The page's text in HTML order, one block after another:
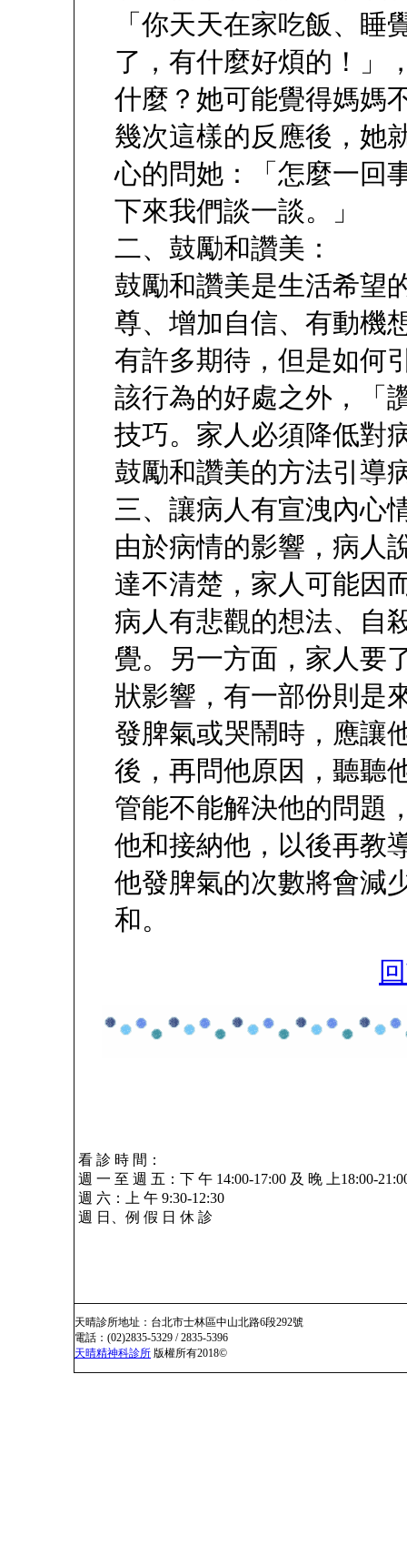
「你天天在家吃飯、
了，有什麼好煩的！」
什麼？她可能覺得媽媽
幾次這樣的反應後，她
心的問她：「怎麼一回
下來我們談一談。」
二、鼓勵和讚美：
鼓勵和讚美是生活希望
尊、增加自信、有動機
有許多期待，但是如何
該行為的好處之外，「
技巧。家人必須降低對
鼓勵和讚美的方法引導
三、讓病人有宣洩內心
由於病情的影響，病人
達不清楚，家人可能因
病人有悲觀的想法、自
覺。另一方面，家人要
狀影響，有一部份則是
發脾氣或哭鬧時，應讓
後，再問他原因，聽聽
管能不能解決他的問題
他和接納他，以後再教
他發脾氣的次數將會減
和。
看 診 時 間：
週 一 至 週 五：下 午 14:00-17:00 及 晚 上18:00-
週 六：上 午 9:30-12:30
週 日、例 假 日 休 診
天晴診所地址：台北市士林區中山北路6段292號
電話：(02)2835-5329 / 2835-5396
天晴精神科診所 版權所有2018©